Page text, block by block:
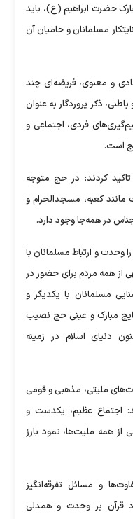
حضرت ابراهیم (ع)، باید
مسلمانان و حامیان آن
و معنوی، فریضه‌ای چند
ذکر پروردگار به عنوان
فردی، اجتماعی و
است.
تاکید کردند: در حج متوجه
کعبه، مسجدالحرام و
در همه‌جا وجود دارد.
وحدت و ارتباط مسلمانان با
از همه مردم برای حضور در
مسلمانان با یکدیگر و
مبارک و عینی حج نصیب
دنیای اسلام در زمینه
ملیتی، مذهبی و قومی
اجتماع عظیم، یکدست و
همه ملیت‌ها، نمود بارز
و مسائل تفرقه‌انگیز
بر وحدت و همدلی